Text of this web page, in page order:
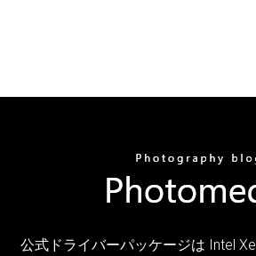
公式ドライバーパッケージは Intel